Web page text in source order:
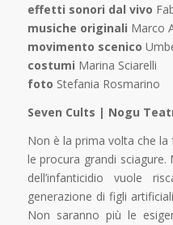
effetti sonori dal vivo
musiche originali Marco
movimento scenico
costumi Marina Sciarelli
foto Stefania Rosmarino
Seven Cults | Nogu
Non è la prima volta che
le procura grandi
dell’infanticidio vuole
generazione di figli
Non saranno più le